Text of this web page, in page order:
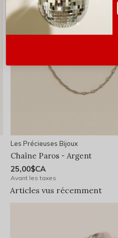
Les Précieuses Bijoux
Chaîne Paros - Argent
25,00$CA
Avant les taxes
Articles vus récemment